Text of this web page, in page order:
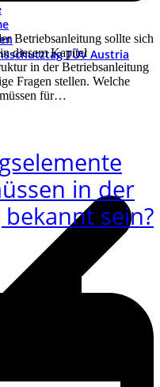
TÜV Austria
Betriebsanleitung sollte sich
diesem Kapitel
in der Betriebsanleitung
Fragen stellen. Welche
für…
in der
sein?